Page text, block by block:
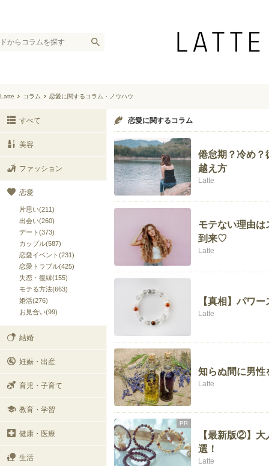
Latte コラム 恋愛に関するコラム・ノウハウ
すべて
美容
ファッション
恋愛
片思い(211)
出会い(260)
デート(373)
カップル(587)
恋愛イベント(231)
恋愛トラブル(425)
失恋・復縁(155)
モテる方法(663)
婚活(276)
お見合い(99)
結婚
妊娠・出産
育児・子育て
教育・学習
健康・医療
生活
恋愛に関するコラム
倦怠期？冷め？
越え方
Latte
モテない理由は
到来♡
Latte
【真相】パワ
Latte
知らぬ間に男性
Latte
PR
【最新版②】
選！
Latte